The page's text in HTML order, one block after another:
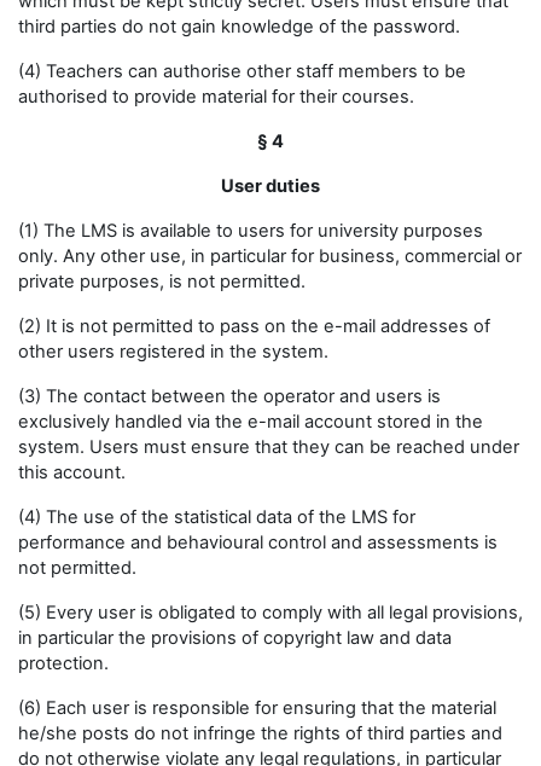
third parties do not gain knowledge of the password.
(4) Teachers can authorise other staff members to be
authorised to provide material for their courses.
§ 4
User duties
(1) The LMS is available to users for university purposes
only. Any other use, in particular for business, commercial or
private purposes, is not permitted.
(2) It is not permitted to pass on the e-mail addresses of
other users registered in the system.
(3) The contact between the operator and users is
exclusively handled via the e-mail account stored in the
system. Users must ensure that they can be reached under
this account.
(4) The use of the statistical data of the LMS for
performance and behavioural control and assessments is
not permitted.
(5) Every user is obligated to comply with all legal provisions,
in particular the provisions of copyright law and data
protection.
(6) Each user is responsible for ensuring that the material
he/she posts do not infringe the rights of third parties and
do not otherwise violate any legal regulations, in particular